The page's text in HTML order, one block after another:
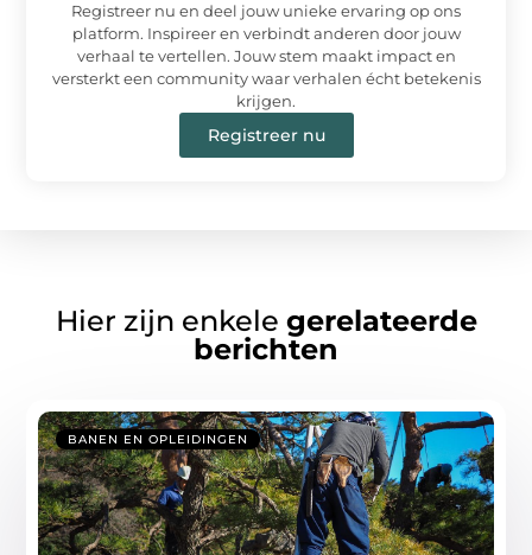
Registreer nu en deel jouw unieke ervaring op ons
platform. Inspireer en verbindt anderen door jouw
verhaal te vertellen. Jouw stem maakt impact en
versterkt een community waar verhalen écht betekenis
krijgen.
Registreer nu
Hier zijn enkele gerelateerde
berichten
BANEN EN OPLEIDINGEN